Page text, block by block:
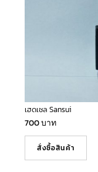
เฮดเชล Sansui
700บาท
สั่งซื้อสินค้า